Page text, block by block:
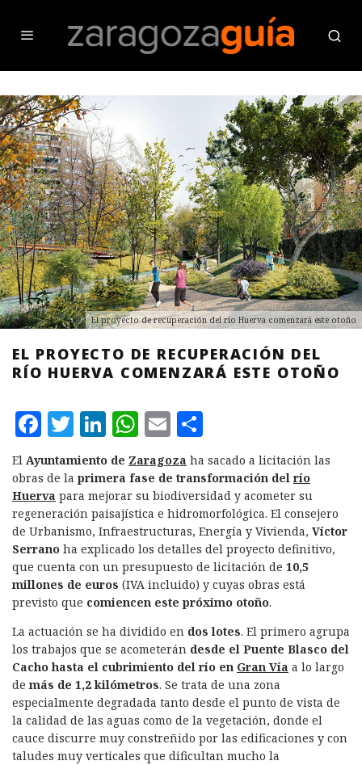
El proyecto de recuperación del río Huerva comenzará este otoño
EL PROYECTO DE RECUPERACIÓN DEL
RÍO HUERVA COMENZARÁ ESTE OTOÑO
F
a
c
e
b
o
o
k
T
w
it
te
r
L
i
n
k
e
d
I
n
W
h
at
s
A
p
p
E
m
ai
l
o
m
p
a
rt
ir
El Ayuntamiento de Zaragoza ha sacado a licitación las
obras de la primera fase de transformación del río
Huerva para mejorar su biodiversidad y acometer su
regeneración paisajística e hidromorfológica. El consejero
de Urbanismo, Infraestructuras, Energía y Vivienda, Víctor
Serrano ha explicado los detalles del proyecto definitivo,
que cuenta con un presupuesto de licitación de 10,5
millones de euros (IVA incluido) y cuyas obras está
previsto que comiencen este próximo otoño.
La actuación se ha dividido en dos lotes. El primero agrupa
los trabajos que se acometerán desde el Puente Blasco del
Cacho hasta el cubrimiento del río en Gran Vía a lo largo
demás de 1,2 kilómetros. Se trata de una zona
especialmente degradada tanto desde el punto de vista de
la calidad de las aguas como de la vegetación, donde el
cauce discurre muy constreñido por las edificaciones y con
taludes muy verticales que dificultan mucho la